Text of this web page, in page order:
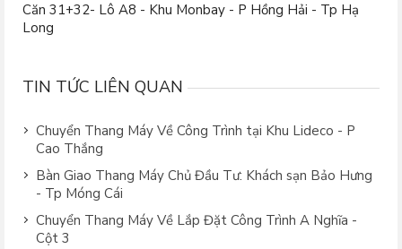
Căn 31+32- Lô A8 - Khu Monbay - P Hồng Hải - Tp Hạ
Long
TIN TỨC LIÊN QUAN
Chuyển Thang Máy Về Công Trình tại Khu Lideco - P
Cao Thắng
Bàn Giao Thang Máy Chủ Đầu Tư: Khách sạn Bảo Hưng
- Tp Móng Cái
Chuyển Thang Máy Về Lắp Đặt Công Trình A Nghĩa -
Cột 3